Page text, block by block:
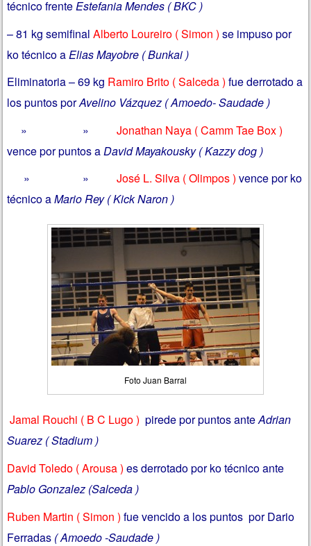
técnico frenteEstefania Mendes ( BKC )
– 81 kg semifinalAlberto Loureiro ( Simon ) se impuso por
ko técnico a Elias Mayobre ( Bunkai )
Eliminatoria – 69 kg Ramiro Brito ( Salceda ) fue derrotado a
los puntos porAvelino Vázquez ( Amoedo- Saudade )
» »Jonathan Naya ( Camm Tae Box )
vence por puntos aDavid Mayakousky ( Kazzy dog )
» »José L. Silva ( Olimpos ) vence por ko
técnico aMario Rey ( Kick Naron )
Foto Juan Barral
Jamal Rouchi ( B C Lugo ) pirede por puntos anteAdrian
Suarez ( Stadium )
David Toledo ( Arousa ) es derrotado por ko técnico ante
Pablo Gonzalez (Salceda )
Ruben Martin ( Simon ) fue vencido a los puntos por Dario
Ferradas ( Amoedo -Saudade )